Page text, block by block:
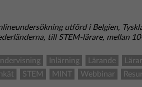
utförd i Belgien,
till STEM-lärare, mellan
Inlärning Lärande
STEM MINT Webbinar